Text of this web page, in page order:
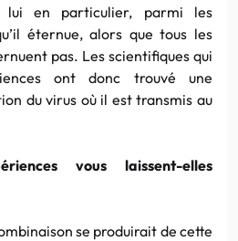
lui en particulier, parmi les
éternue, alors que tous les
pas. Les scientifiques qui
ont donc trouvé une
du virus où il est transmis au
vous laissent-elles
se produirait de cette